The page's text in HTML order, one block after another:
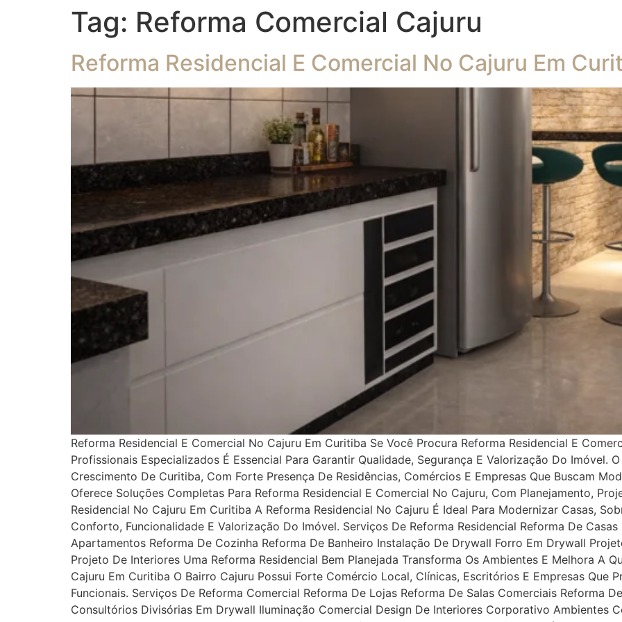
Tag: Reforma Comercial Cajuru
Reforma Residencial E Comercial No Cajuru Em
Reforma Residencial E Comercial No Cajuru Em Curitiba Se Você Procura Reforma Residencial E
Profissionais Especializados É Essencial Para Garantir Qualidade, Segurança E Valorização Do Imóvel.
Crescimento De Curitiba, Com Forte Presença De Residências, Comércios E Empresas Que Buscam
Oferece Soluções Completas Para Reforma Residencial E Comercial No Cajuru, Com Planejamento,
Residencial No Cajuru Em Curitiba A Reforma Residencial No Cajuru É Ideal Para Modernizar Casas,
Conforto, Funcionalidade E Valorização Do Imóvel. Serviços De Reforma Residencial Reforma De
Apartamentos Reforma De Cozinha Reforma De Banheiro Instalação De Drywall Forro Em Drywall
Projeto De Interiores Uma Reforma Residencial Bem Planejada Transforma Os Ambientes E Melhora A
Cajuru Em Curitiba O Bairro Cajuru Possui Forte Comércio Local, Clínicas, Escritórios E Empresas Que
Funcionais. Serviços De Reforma Comercial Reforma De Lojas Reforma De Salas Comerciais Reforma
Consultórios Divisórias Em Drywall Iluminação Comercial Design De Interiores Corporativo Ambientes